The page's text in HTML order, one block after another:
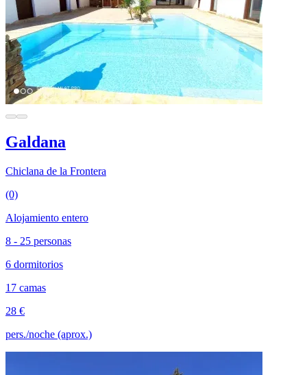
Galdana
Chiclana de la Frontera
(0)
Alojamiento entero
8 - 25 personas
6 dormitorios
17 camas
28 €
pers./noche (aprox.)